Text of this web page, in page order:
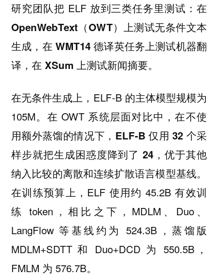
研究团队把 ELF 放到三类任务里测试：在
OpenWebText（OWT）上测试无条件文本
生成，在 WMT14 德译英任务上测试机器翻
译，在 XSum 上测试新闻摘要。
在无条件生成上，ELF-B 的主体模型规模为
105M。在 OWT 系统层面对比中，在不使
用额外蒸馏的情况下， ELF-B 仅用 32 个采
样步就把生成困惑度降到了 24 ，优于其他
纳入比较的离散和连续扩散语言模型基线。
在训练预算上，ELF 使用约 45.2B 有效训
练 token，相比之下，MDLM、Duo、
LangFlow 等基线约为 524.3B，蒸馏版
MDLM+SDTT 和 Duo+DCD 为 550.5B，
FMLM 为 576.7B。